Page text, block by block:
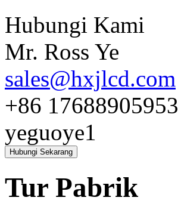
Hubungi Kami
Mr. Ross Ye
sales@hxjlcd.com
+86 17688905953
yeguoye1
Hubungi Sekarang
Tur Pabrik